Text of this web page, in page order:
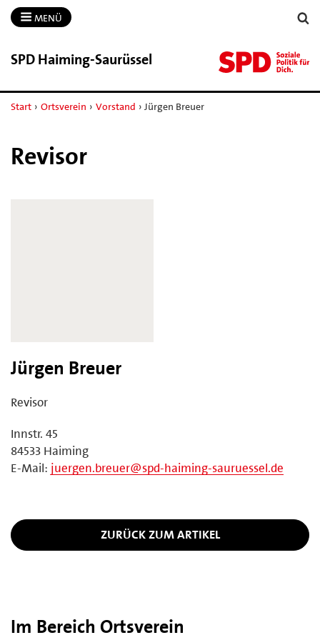
MENÜ
SPD Haiming-​Saurüssel
Start › Ortsverein › Vorstand › Jürgen Breuer
Revisor
Jürgen Breuer
Revisor
Innstr. 45
84533 Haiming
E-Mail: juergen.breuer@spd-haiming-sauruessel.de
ZURÜCK ZUM ARTIKEL
Im Bereich Ortsverein